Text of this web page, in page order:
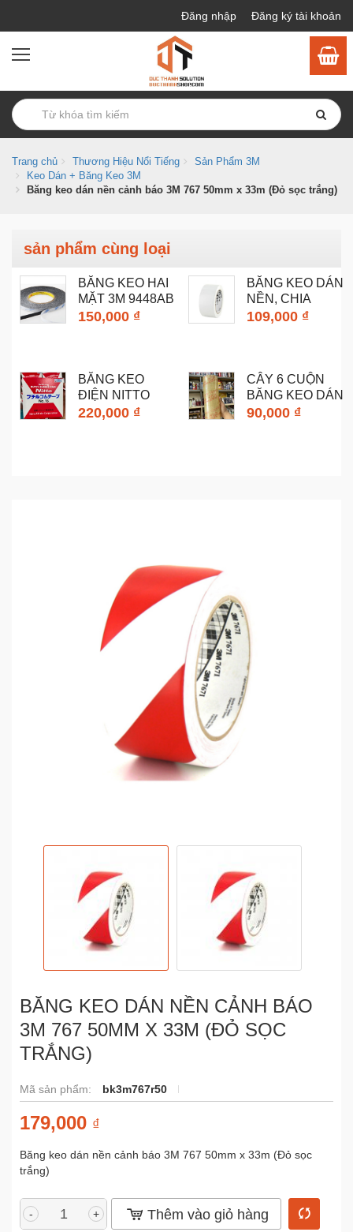
Đăng nhập Đăng ký tài khoản
Trang chủ Thương Hiệu Nổi Tiếng
Sản Phẩm 3M
Keo Dán + Băng Keo 3M
Băng keo dán nền cảnh báo 3M 767 50mm x 33m (Đỏ sọc trắng)
sản phẩm cùng loại
BĂNG KEO HAI
MẶT 3M 9448AB
BLUE LOGO...
150,000 ₫
BĂNG KEO DÁN
NỀN, CHIA
VẠCH SÂN...
109,000 ₫
BĂNG KEO
ĐIỆN NITTO
SHINKO NO.15...
220,000 ₫
CÂY 6 CUỘN
BĂNG KEO DÁN
THÙNG OPP...
90,000 ₫
BĂNG KEO DÁN NỀN CẢNH BÁO
3M 767 50MM X 33M (ĐỎ SỌC
TRẮNG)
Mã sản phẩm: bk3m767r50
179,000 ₫
Băng keo dán nền cảnh báo 3M 767 50mm x 33m (Đỏ sọc
trắng)
- + Thêm vào giỏ hàng